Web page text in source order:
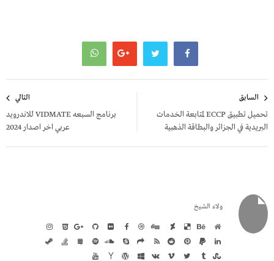
المقالات
السابق
تحميل تطبيق ECCP لمتابعة الخدمات
البريدية في الجزائر والبطاقة الذهبية
التالي
برنامج السبعه VIDMATE للاندرويد
عربي اخر اصدار 2024
ولاء الشيخ